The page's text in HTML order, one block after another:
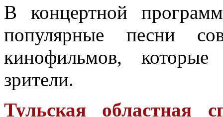
В концертной
популярные песни
кинофильмов, которые
зрители.
Тульская областная